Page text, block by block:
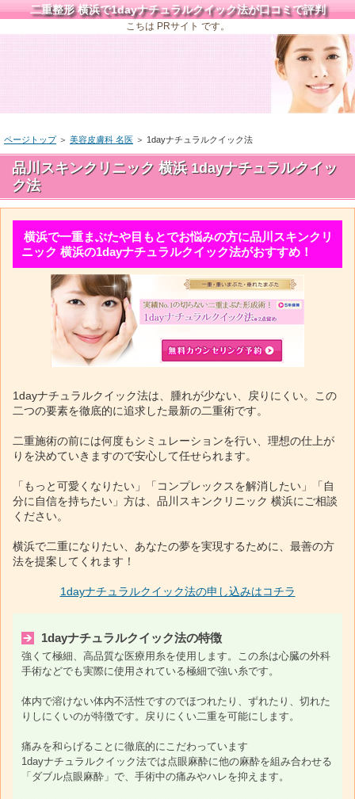
二重整形 横浜で1dayナチュラルクイック法が口コミで評判
こちは PRサイト です。
ページトップ＞ 美容皮膚科 名医 ＞ 1dayナチュラルクイック法
品川スキンクリニック 横浜 1dayナチュラルクイッ
ク法
横浜で一重まぶたや目もとでお悩みの方に品川スキンクリ
ニック 横浜の1dayナチュラルクイック法がおすすめ！
1dayナチュラルクイック法は、腫れが少ない、戻りにくい。この
二つの要素を徹底的に追求した最新の二重術です。
二重施術の前には何度もシミュレーションを行い、理想の仕上が
りを決めていきますので安心して任せられます。
「もっと可愛くなりたい」「コンプレックスを解消したい」「自
分に自信を持ちたい」方は、品川スキンクリニック 横浜にご相談
ください。
横浜で二重になりたい、あなたの夢を実現するために、最善の方
法を提案してくれます！
1dayナチュラルクイック法の申し込みはコチラ
1dayナチュラルクイック法の特徴
強くて極細、高品質な医療用糸を使用します。この糸は心臓の外科
手術などでも実際に使用されている極細で強い糸です。
体内で溶けない体内不活性ですのでほつれたり、ずれたり、切れた
りしにくいのが特徴です。戻りにくい二重を可能にします。
痛みを和らげることに徹底的にこだわっています
1dayナチュラルクイック法では点眼麻酔に他の麻酔を組み合わせる
「ダブル点眼麻酔」で、手術中の痛みやハレを抑えます。